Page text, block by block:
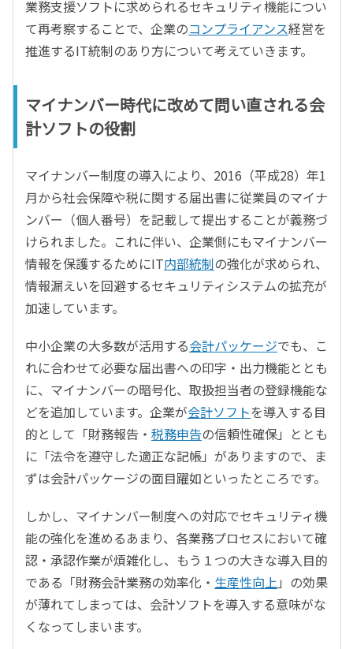
データ分析／BI
ガバナンス／リスク管理
BPR／業務改善
業務支援ソフトに求められるセキュリティ機能につい
て再考察することで、企業のコンプライアンス経営を
推進するIT統制のあり方について考えていきます。
マイナンバー時代に改めて問い直される会
計ソフトの役割
マイナンバー制度の導入により、2016（平成28）年1
月から社会保障や税に関する届出書に従業員のマイナ
ンバー（個人番号）を記載して提出することが義務づ
けられました。これに伴い、企業側にもマイナンバー
情報を保護するためにIT内部統制の強化が求められ、
情報漏えいを回避するセキュリティシステムの拡充が
加速しています。
中小企業の大多数が活用する会計パッケージでも、こ
れに合わせて必要な届出書への印字・出力機能ととも
に、マイナンバーの暗号化、取扱担当者の登録機能な
どを追加しています。企業が会計ソフトを導入する目
的として「財務報告・ 税務申告の信頼性確保」ととも
に「法令を遵守した適正な記帳」がありますので、ま
ずは会計パッケージの面目躍如といったところです。
しかし、マイナンバー制度への対応でセキュリティ機
能の強化を進めるあまり、各業務プロセスにおいて確
認・承認作業が煩雑化し、もう１つの大きな導入目的
である「財務会計業務の効率化・ 生産性向上 」の効果
が薄れてしまっては、会計ソフトを導入する意味がな
くなってしまいます。